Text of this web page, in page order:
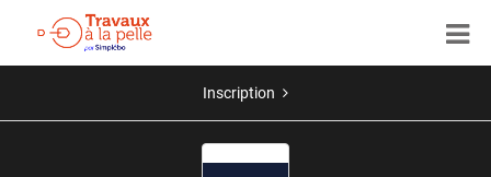
Inscription